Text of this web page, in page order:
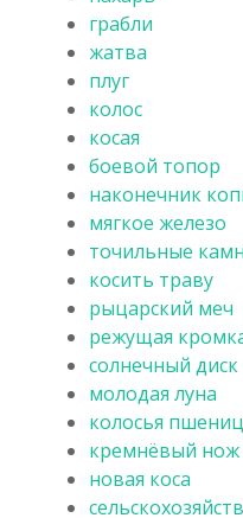
грабли
жатва
плуг
колос
косая
боевой топор
наконечник
мягкое железо
точильные
косить траву
рыцарский меч
режущая
солнечный диск
молодая луна
колосья
кремнёвый нож
новая коса